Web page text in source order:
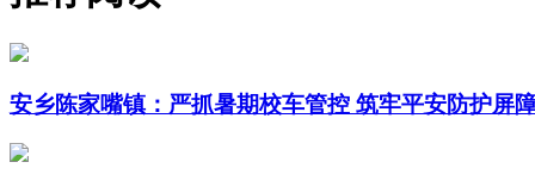
安乡陈家嘴镇：严抓暑期校车管控 筑牢平安防护屏